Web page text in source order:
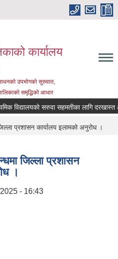
कार्यालय
उपभोगको सुरुवात,
समृद्धिको आधार
विद्यालयको सरुवा सहमतीका लागि दरखास्त
प्रशासन कार्यालय इलामको अनुरोध ।
जिल्ला प्रशासन
।
- 16:43